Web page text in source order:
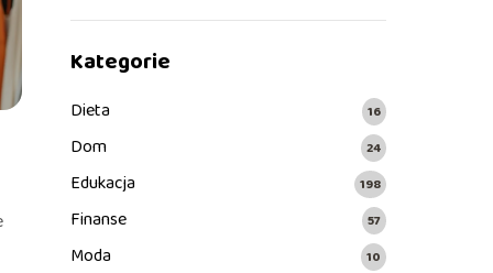
Kategorie
Dieta 16
Dom 24
Edukacja 198
Finanse 57
Moda 10